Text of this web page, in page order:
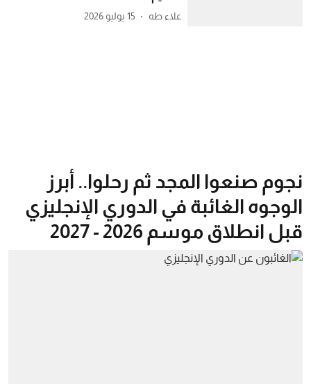
علاء طه 15 يوليو 2026
نجوم صنعوا المجد ثم رحلوا.. أبرز
الوجوه الغائبة في الدوري الإنجليزي
قبل انطلاق موسم 2026 - 2027